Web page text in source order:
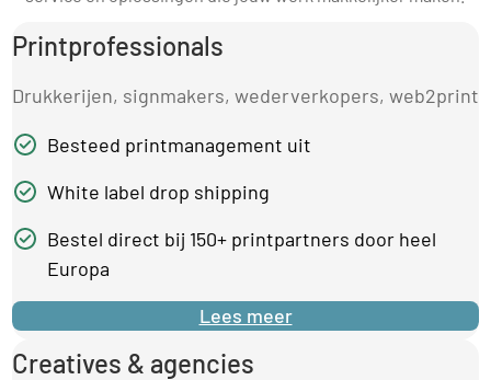
Printprofessionals
Drukkerijen, signmakers, wederverkopers, web2print
Besteed printmanagement uit
White label drop shipping
Bestel direct bij 150+ printpartners door heel
Europa
Lees meer
Creatives & agencies